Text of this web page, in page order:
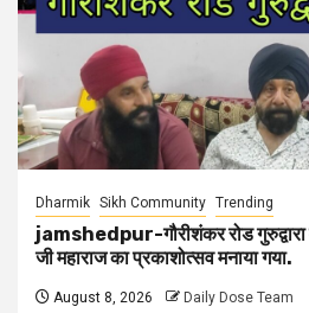
Dharmik Sikh Community Trending
jamshedpur-गौरीशंकर रोड गुरुद्वारा
जी महाराज का प्रकाशोत्सव मनाया गया.
August 8, 2026 Daily Dose Team